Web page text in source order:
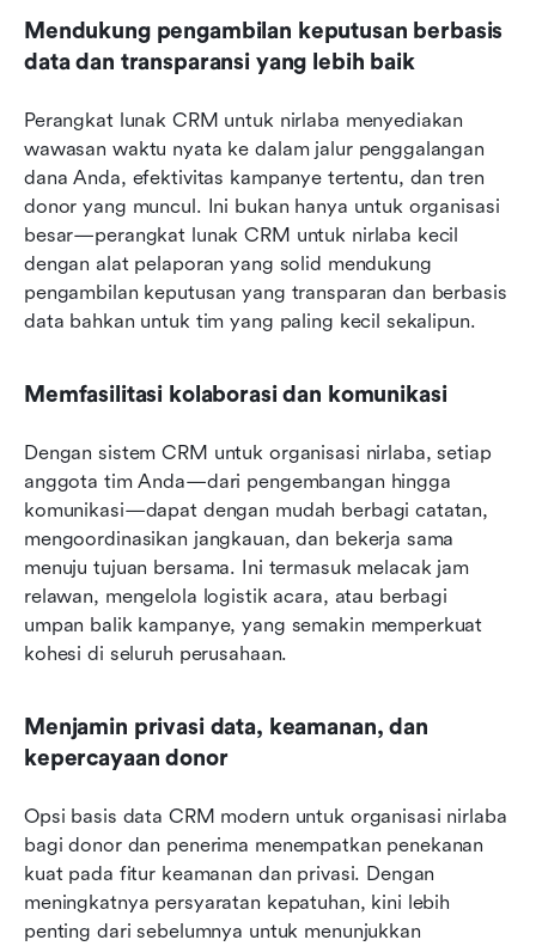
Mendukung pengambilan keputusan berbasis
data dan transparansi yang lebih baik
Perangkat lunak CRM untuk nirlaba menyediakan
wawasan waktu nyata ke dalam jalur penggalangan
dana Anda, efektivitas kampanye tertentu, dan tren
donor yang muncul. Ini bukan hanya untuk organisasi
besar—perangkat lunak CRM untuk nirlaba kecil
dengan alat pelaporan yang solid mendukung
pengambilan keputusan yang transparan dan berbasis
data bahkan untuk tim yang paling kecil sekalipun.
Memfasilitasi kolaborasi dan komunikasi
Dengan sistem CRM untuk organisasi nirlaba, setiap
anggota tim Anda—dari pengembangan hingga
komunikasi—dapat dengan mudah berbagi catatan,
mengoordinasikan jangkauan, dan bekerja sama
menuju tujuan bersama. Ini termasuk melacak jam
relawan, mengelola logistik acara, atau berbagi
umpan balik kampanye, yang semakin memperkuat
kohesi di seluruh perusahaan.
Menjamin privasi data, keamanan, dan
kepercayaan donor
Opsi basis data CRM modern untuk organisasi nirlaba
bagi donor dan penerima menempatkan penekanan
kuat pada fitur keamanan dan privasi. Dengan
meningkatnya persyaratan kepatuhan, kini lebih